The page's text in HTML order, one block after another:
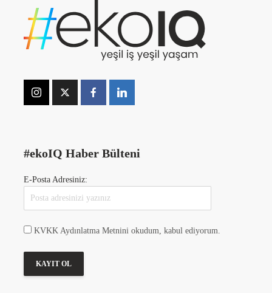
#ekoIQ Haber Bülteni
E-Posta Adresiniz:
KVKK Aydınlatma Metnini okudum, kabul ediyorum.